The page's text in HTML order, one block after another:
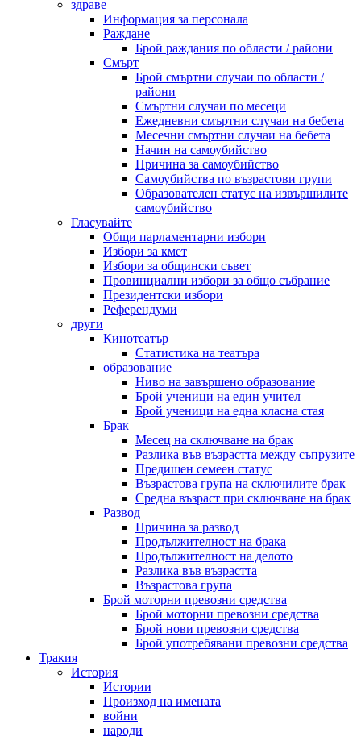
здраве
Информация за персонала
Раждане
Брой раждания по области / райони
Смърт
Брой смъртни случаи по области /
райони
Смъртни случаи по месеци
Ежедневни смъртни случаи на бебета
Месечни смъртни случаи на бебета
Начин на самоубийство
Причина за самоубийство
Самоубийства по възрастови групи
Образователен статус на извършилите
самоубийство
Гласувайте
Общи парламентарни избори
Избори за кмет
Избори за общински съвет
Провинциални избори за общо събрание
Президентски избори
Референдуми
други
Кинотеатър
Статистика на театъра
образование
Ниво на завършено образование
Брой ученици на един учител
Брой ученици на една класна стая
Брак
Месец на сключване на брак
Разлика във възрастта между съпрузите
Предишен семеен статус
Възрастова група на сключилите брак
Средна възраст при сключване на брак
Развод
Причина за развод
Продължителност на брака
Продължителност на делото
Разлика във възрастта
Възрастова група
Брой моторни превозни средства
Брой моторни превозни средства
Брой нови превозни средства
Брой употребявани превозни средства
Тракия
История
Истории
Произход на имената
войни
народи